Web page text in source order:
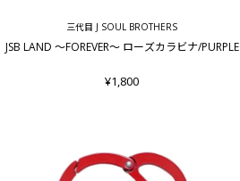
三代目 J SOUL BROTHERS
JSB LAND ～FOREVER～ ローズカラビナ/PURPLE
¥1,800